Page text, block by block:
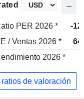
PER 2026 *
-
/ Ventas 2026 *
2026 *
ratios de valoración